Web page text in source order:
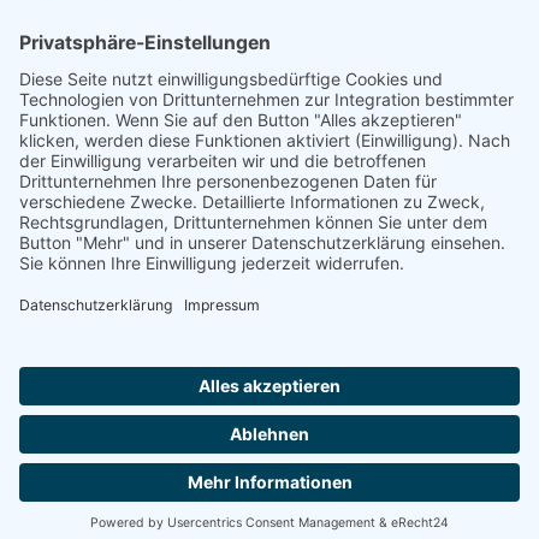
Footer
Cookie-Einstellungen Datenschutz
Impressum
intern
by